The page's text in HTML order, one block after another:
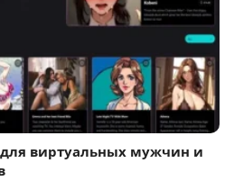
виртуальных мужчин и